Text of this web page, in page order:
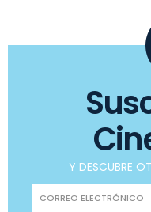
Y DESCUBRE